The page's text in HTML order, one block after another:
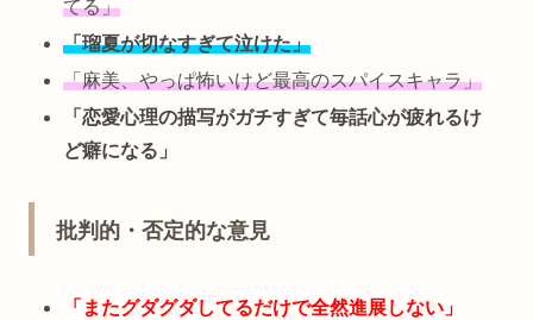
てる」
「瑠夏が切なすぎて泣けた」
「麻美、やっぱ怖いけど最高のスパイスキャラ」
「恋愛心理の描写がガチすぎて毎話心が疲れるけ
ど癖になる」
批判的・否定的な意見
「またグダグダしてるだけで全然進展しない」